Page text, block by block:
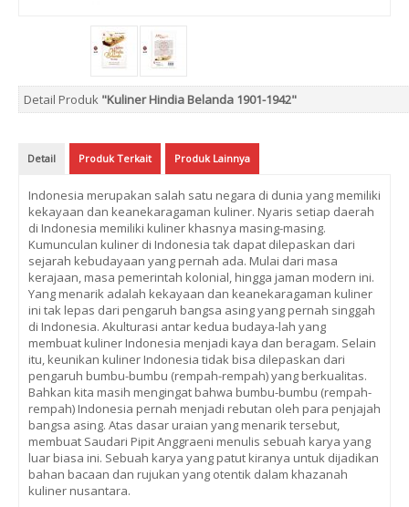
Detail Produk "Kuliner Hindia Belanda 1901-1942"
Detail Produk Terkait Produk Lainnya
Indonesia merupakan salah satu negara di dunia yang memiliki
kekayaan dan keanekaragaman kuliner. Nyaris setiap daerah
di Indonesia memiliki kuliner khasnya masing-masing.
Kumunculan kuliner di Indonesia tak dapat dilepaskan dari
sejarah kebudayaan yang pernah ada. Mulai dari masa
kerajaan, masa pemerintah kolonial, hingga jaman modern ini.
Yang menarik adalah kekayaan dan keanekaragaman kuliner
ini tak lepas dari pengaruh bangsa asing yang pernah singgah
di Indonesia. Akulturasi antar kedua budaya-lah yang
membuat kuliner Indonesia menjadi kaya dan beragam. Selain
itu, keunikan kuliner Indonesia tidak bisa dilepaskan dari
pengaruh bumbu-bumbu (rempah-rempah) yang berkualitas.
Bahkan kita masih mengingat bahwa bumbu-bumbu (rempah-
rempah) Indonesia pernah menjadi rebutan oleh para penjajah
bangsa asing. Atas dasar uraian yang menarik tersebut,
membuat Saudari Pipit Anggraeni menulis sebuah karya yang
luar biasa ini. Sebuah karya yang patut kiranya untuk dijadikan
bahan bacaan dan rujukan yang otentik dalam khazanah
kuliner nusantara.